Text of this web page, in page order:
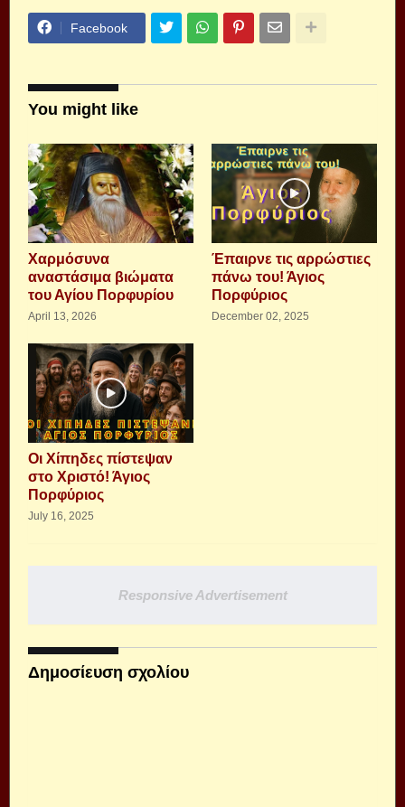
Facebook
You might like
Xαρμόσυνα
αναστάσιμα βιώματα
του Αγίου Πορφυρίου
April 13, 2026
Έπαιρνε τις αρρώστιες
πάνω του! Άγιος
Πορφύριος
December 02, 2025
Οι Χίπηδες πίστεψαν
στο Χριστό! Άγιος
Πορφύριος
July 16, 2025
Responsive Advertisement
Δημοσίευση σχολίου